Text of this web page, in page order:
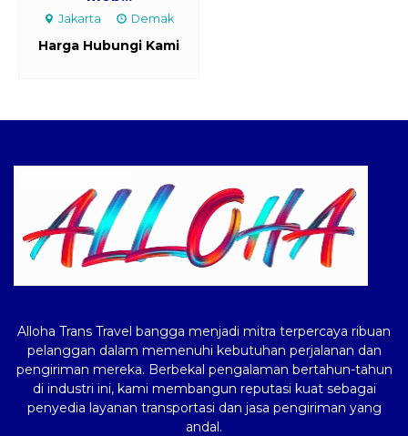
Jakarta Demak
Harga Hubungi Kami
Alloha Trans Travel bangga menjadi mitra terpercaya ribuan
pelanggan dalam memenuhi kebutuhan perjalanan dan
pengiriman mereka. Berbekal pengalaman bertahun-tahun
di industri ini, kami membangun reputasi kuat sebagai
penyedia layanan transportasi dan jasa pengiriman yang
andal.